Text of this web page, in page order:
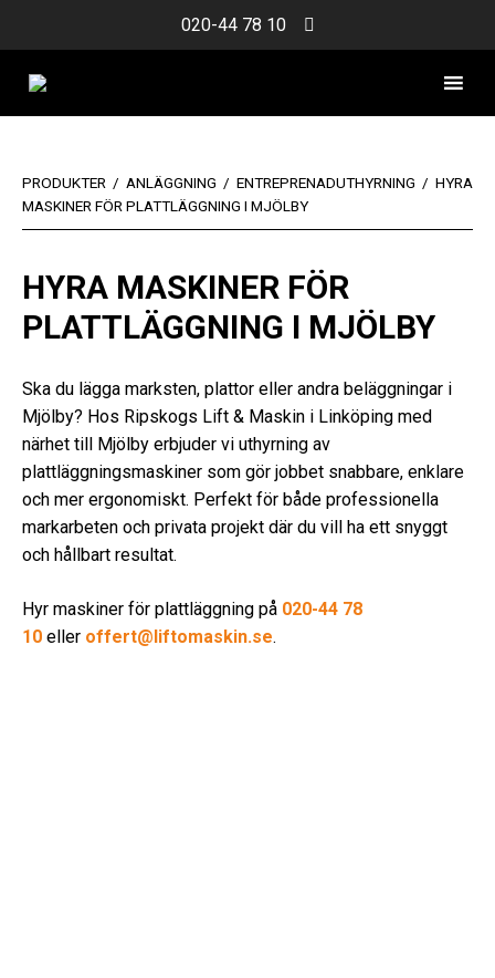
020-44 78 10
PRODUKTER / ANLÄGGNING / ENTREPRENADUTHYRNING / HYRA
MASKINER FÖR PLATTLÄGGNING I MJÖLBY
HYRA MASKINER FÖR
PLATTLÄGGNING I MJÖLBY
Ska du lägga marksten, plattor eller andra beläggningar i
Mjölby? Hos Ripskogs Lift & Maskin i Linköping med
närhet till Mjölby erbjuder vi uthyrning av
plattläggningsmaskiner som gör jobbet snabbare, enklare
och mer ergonomiskt. Perfekt för både professionella
markarbeten och privata projekt där du vill ha ett snyggt
och hållbart resultat.
Hyr maskiner för plattläggning på 020-44 78
10 eller offert@liftomaskin.se.